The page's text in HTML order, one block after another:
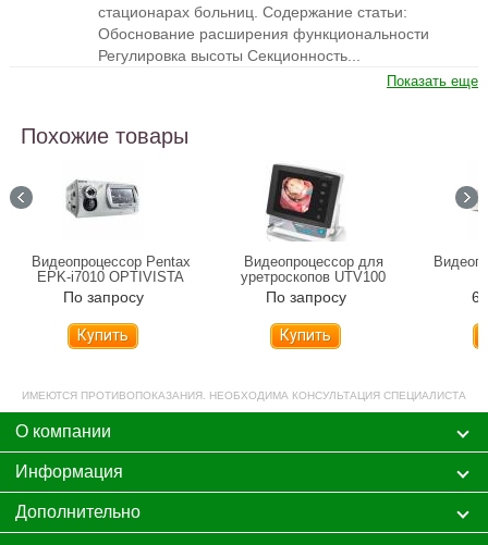
стационарах больниц. Содержание статьи:
Обоснование расширения функциональности
Регулировка высоты Секционность...
Показать еще
Похожие товары
Видеопроцессор Pentax
EPK-i7010 OPTIVISTA
По запросу
Купить
Видеопроцессор для
уретроскопов UTV100
По запросу
Купить
ИМЕЮТСЯ ПРОТИВОПОКАЗАНИЯ. НЕОБХОДИМА КОНСУЛЬТАЦИЯ СПЕЦИАЛИСТА
О компании
Информация
Дополнительно